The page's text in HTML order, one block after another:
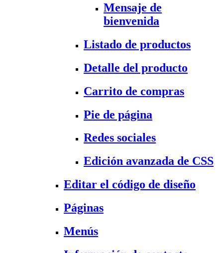
Mensaje de
bienvenida
Listado de productos
Detalle del producto
Carrito de compras
Pie de página
Redes sociales
Edición avanzada de CSS
Editar el código de diseño
Páginas
Menús